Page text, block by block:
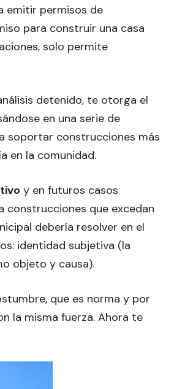
emitir permisos de
para construir una casa
solo permite
detenido, te otorga el
en una serie de
soportar construcciones más
en la comunidad.
y en futuros casos
construcciones que excedan
debería resolver en el
identidad subjetiva (la
objeto y causa).
que es norma y por
la misma fuerza. Ahora te